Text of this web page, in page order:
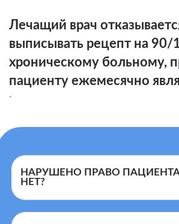
Лечащий врач
выписывать рецепт на 90/
хроническому больному,
пациенту ежемесячно
прием за рецептом.
НАРУШЕНО ПРАВО
НЕТ?